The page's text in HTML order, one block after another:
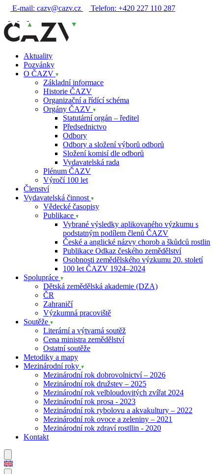
E-mail: cazv@cazv.cz Telefon: +420 227 110 287
Aktuality
Pozvánky
O ČAZV
Základní informace
Historie ČAZV
Organizační a řídící schéma
Orgány ČAZV
Statutární orgán – ředitel
Předsednictvo
Odbory
Odbory a složení výborů odborů
Složení komisí dle odborů
Vydavatelská rada
Plénum ČAZV
Výročí 100 let
Členství
Vydavatelská činnost
Vědecké časopisy
Publikace
Vybrané výsledky aplikovaného výzkumu s
podstatným podílem členů ČAZV
České a anglické názvy chorob a škůdců rostlin
Publikace Odkaz českého zemědělství
Osobnosti zemědělského výzkumu 20. století
100 let ČAZV 1924–2024
Spolupráce
Dětská zemědělská akademie (DZA)
ČR
Zahraničí
Výzkumná pracoviště
Soutěže
Literární a výtvarná soutěž
Cena ministra zemědělství
Ostatní soutěže
Metodiky a mapy
Mezinárodní roky
Mezinárodní rok dobrovolnictví – 2026
Mezinárodní rok družstev – 2025
Mezinárodní rok velbloudovitých zvířat 2024
Mezinárodní rok prosa - 2023
Mezinárodní rok rybolovu a akvakultury – 2022
Mezinárodní rok ovoce a zeleniny – 2021
Mezinárodní rok zdraví rostllin - 2020
Kontakt